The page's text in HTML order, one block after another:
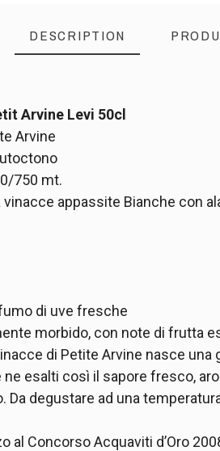
DESCRIPTION
Arvine Levi 50cl
Arvine
750 mt.
appassite Bianche con
di uve fresche
morbido, con note di frutta
di Petite Arvine nasce
ne esalti così il sapore fresco,
Da degustare ad una
al Concorso Acquaviti d’Oro